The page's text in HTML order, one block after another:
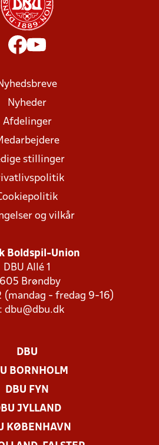
Nyheder
Afdelinger
stillinger
og vilkår
Boldspil-Union
DBU Allé 1
Brøndby
(mandag - fredag 9-16)
dbu@dbu.dk
DBU
BORNHOLM
DBU FYN
JYLLAND
KØBENHAVN